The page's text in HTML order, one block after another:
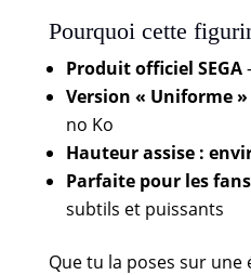
Pourquoi cette
Produit officiel SEGA
Version « Uniforme »
no Ko
Hauteur assise :
Parfaite pour les fans
subtils et puissants
Que tu la poses sur